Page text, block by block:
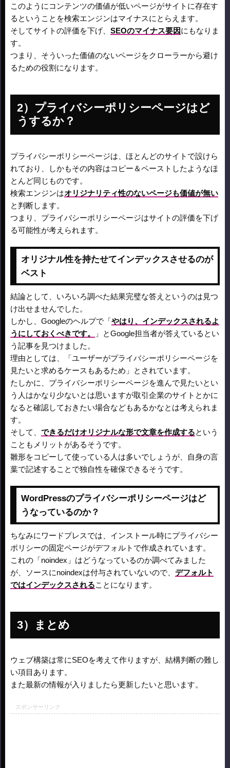
このようにコンテンツの価値が低いページがサイトに存在す
るということを検索エンジンはマイナスにとらえます。
そしてサイトの評価を下げ、 SEOのマイナス要因にもなりま
す。
つまり、そういった価値のないページをクローラーから避け
るための役割になります。
プライバシーポリシーページはど
うするか？
プライバシーポリシーページは、ほとんどのサイトで設けら
れており、しかもその内容はコピー＆ペーストしたようなほ
とんど同じものです。
検索エンジンはオリジナリティ性のないページも価値が無い
と判断します。
つまり、プライバシーポリシーページはサイトの評価を下げ
る可能性が考えられます。
オリジナル性を持たせてインデックスさせるのが
ベスト
結論として、いろいろ調べた結果完璧な答えというのは見つ
け出せませんでした。
しかし、Googleのヘルプで「やはり、インデックスされるよ
うにしておくべきです。
」とGoogle担当者が答えているとい
う記事を見つけました。
理由としては、「ユーザーがプライバシーポリシーページを
見たいと求めるケースもあるため」とされています。
たしかに、プライバシーポリシーページを進んで見たいとい
う人はかなり少ないとは思いますが取引企業のサイトとかに
なると確認しておきたい場合などもあるかなとは考えられま
す。
そして、 できるだけオリジナルな形で文章を作成するという
こともメリットがあるそうです。
雛形をコピーして使っている人は多いでしょうが、自身の言
葉で記述することで独自性を確保できるそうです。
WordPressのプライバシーポリシーページはど
うなっているのか？
ちなみにワードプレスでは、インストール時にプライバシー
ポリシーの固定ページがデフォルトで作成されています。
これの「noindex」はどうなっているのか調べてみました
が、ソースにnoindexは付与されていないので、 デフォルト
ではインデックスされることになります。
まとめ
ウェブ構築は常にSEOを考えて作りますが、結構判断の難し
い項目あります。
また最新の情報が入りましたら更新したいと思います。